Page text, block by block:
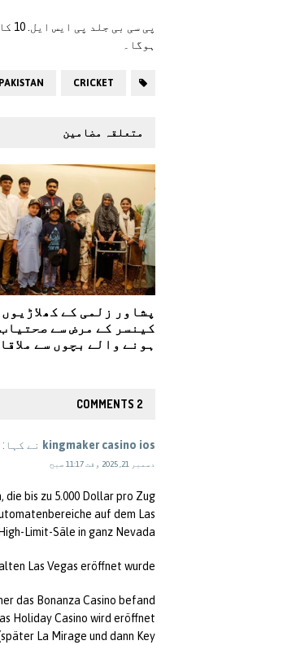
ہوگا۔
CRICKET
PAKISTAN
متعلقہ مضامین
پشاور زلمی کے
کینسر کے مرض سے صحتیاب
ہونے والے بچوں سے
2 COMMENTS
kingmaker casino ios نے کہا:
دسمبر 21, 2025 وقت 11:17 صبح
bis zu 5.000 Dollar pro Zug
auf dem Las
Limit-Säle in ganz Nevada.
Las Vegas eröffnet wurde.
das Bonanza Casino befand
Holiday Casino wird eröffnet,
La Mirage und dann Key